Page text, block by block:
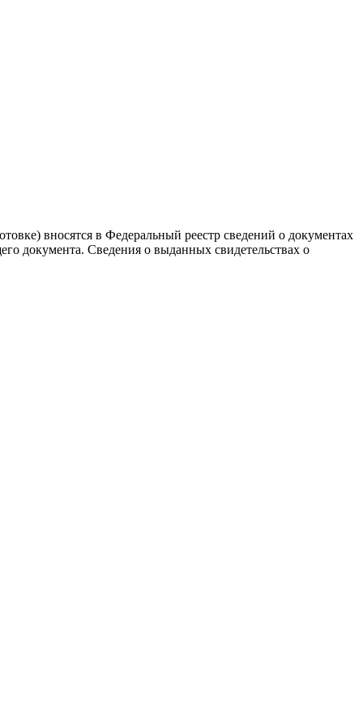
вносятся в Федеральный реестр сведений о документах
документа. Сведения о выданных свидетельствах о